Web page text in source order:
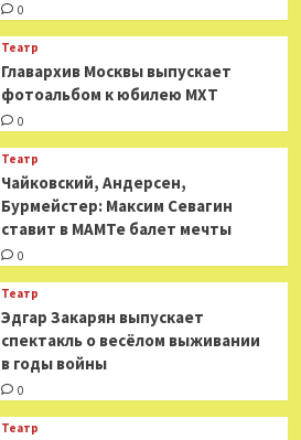
0
Театр
​​Главархив Москвы выпускает
фотоальбом к юбилею МХТ
0
Театр
​​Чайковский, Андерсен,
Бурмейстер: Максим Севагин
ставит в МАМТе балет мечты
0
Театр
Эдгар Закарян выпускает
спектакль о весёлом выживании
в годы войны
0
Театр